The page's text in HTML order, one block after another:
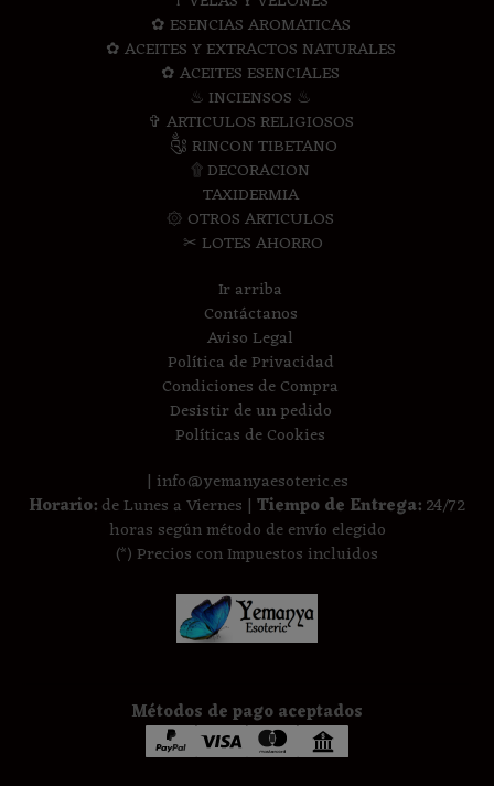
✿ ESENCIAS AROMATICAS
✿ ACEITES Y EXTRACTOS NATURALES
✿ ACEITES ESENCIALES
♨ INCIENSOS ♨
✞ ARTICULOS RELIGIOSOS
༃ RINCON TIBETANO
۩ DECORACION
TAXIDERMIA
۞ OTROS ARTICULOS
✂ LOTES AHORRO
Ir arriba
Contáctanos
Aviso Legal
Política de Privacidad
Condiciones de Compra
Desistir de un pedido
Políticas de Cookies
| info@yemanyaesoteric.es
Horario:de Lunes a Viernes | Tiempo de Entrega:24/72
horas según método de envío elegido
(*) Precios con Impuestos incluidos
Métodos de pago aceptados